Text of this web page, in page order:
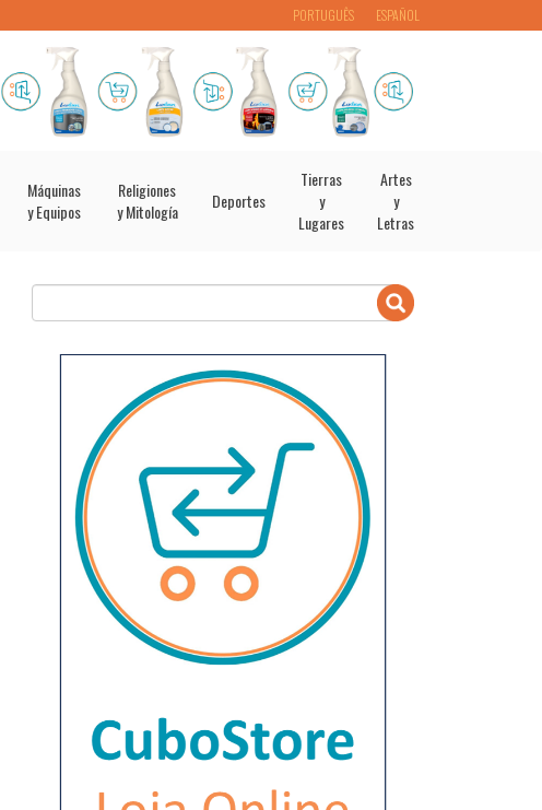
PORTUGUÊS ESPAÑOL
Máquinas
y Equipos
Religiones
y Mitología
Deportes
Tierras
y
Lugares
Artes
y
Letras